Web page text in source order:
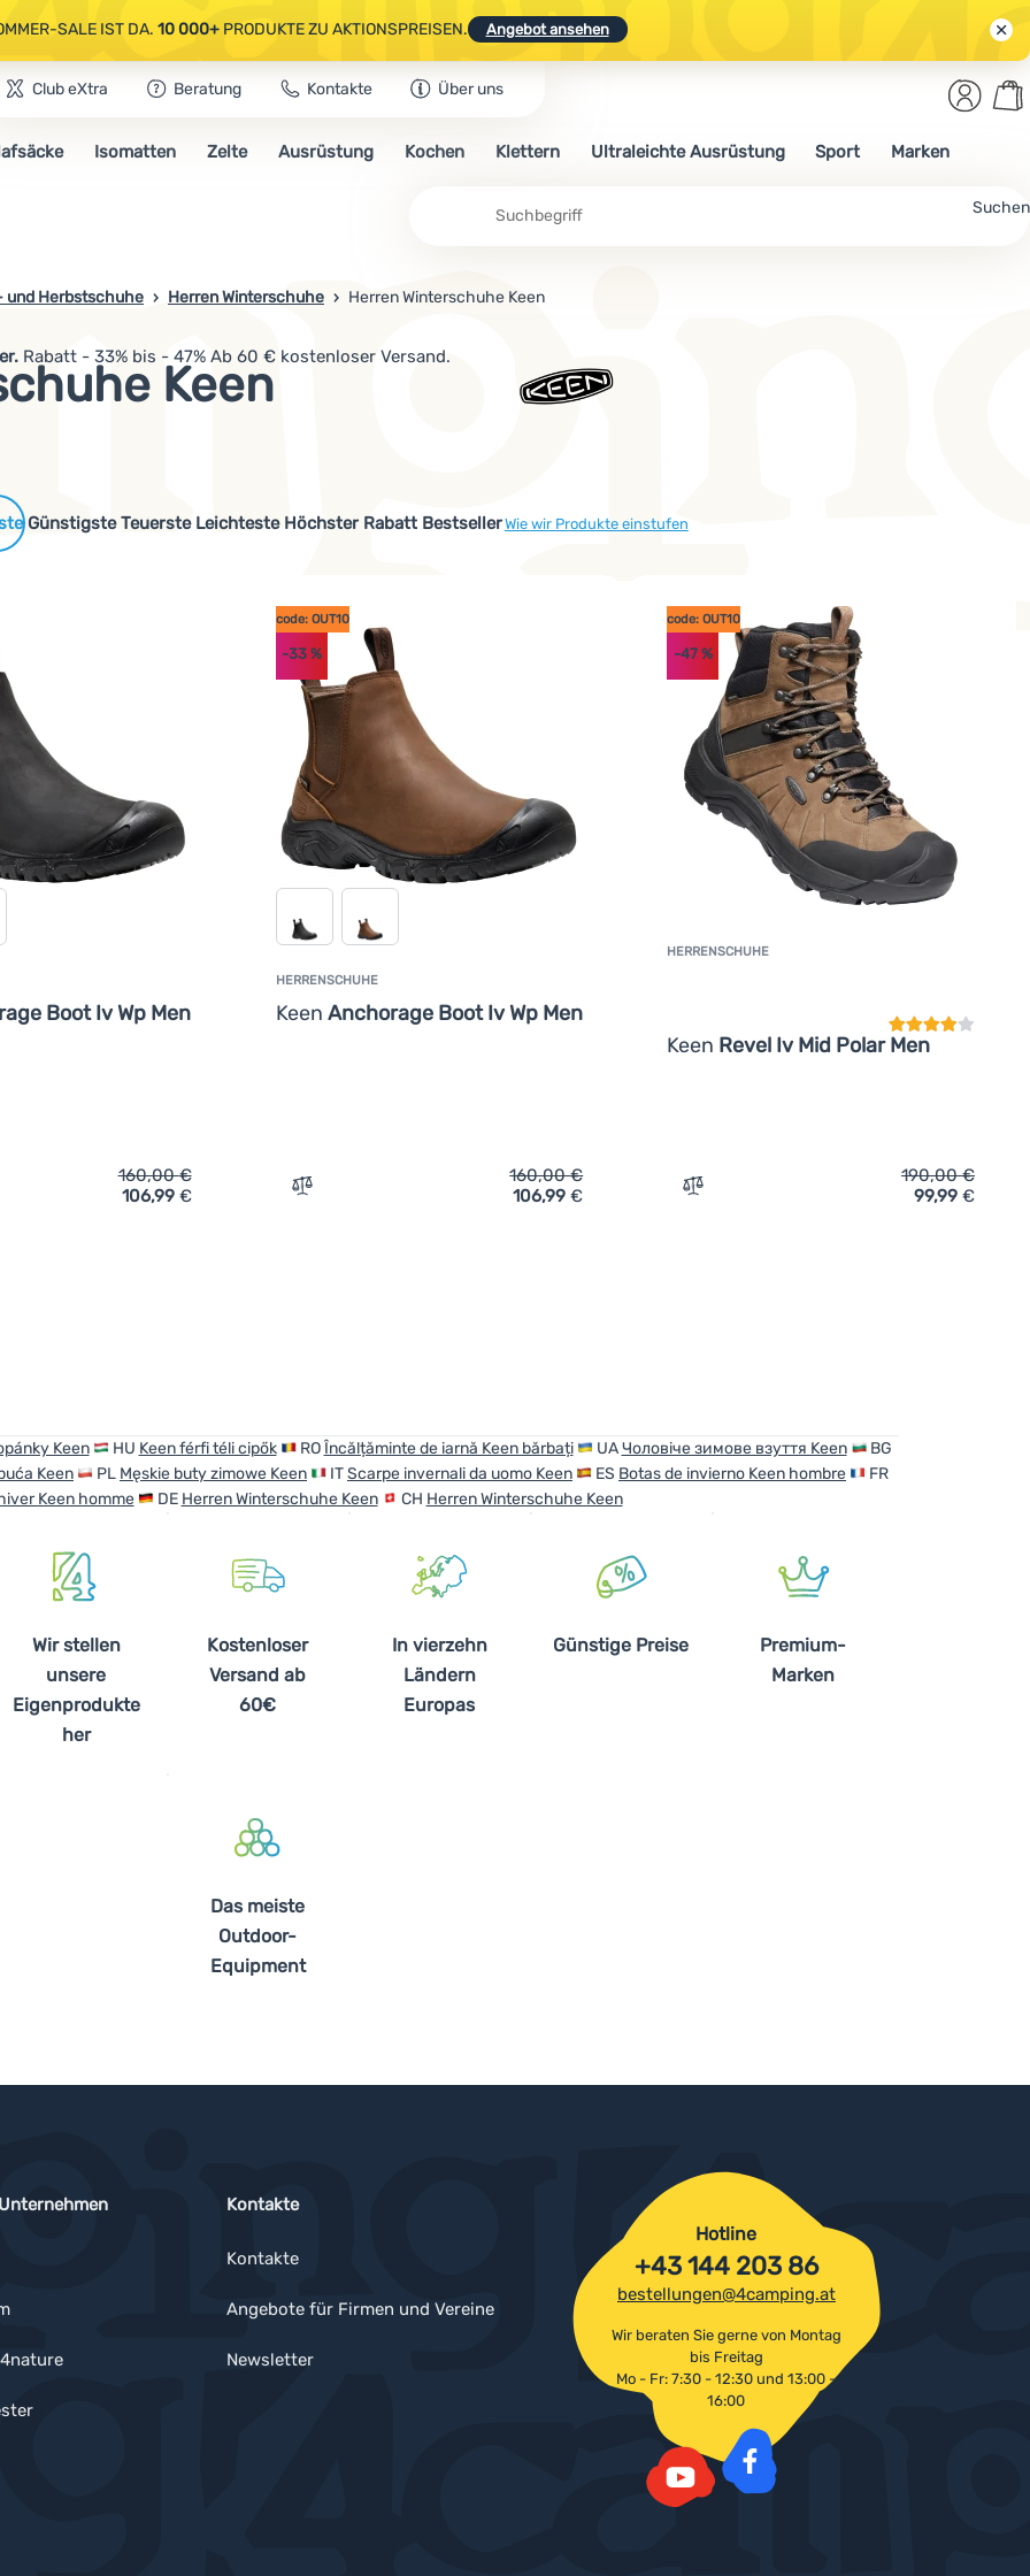
SALE IST DA. 10 000+PRODUKTE ZU AKTIONSPREISEN. Angebot ansehen
CAMPING- & WANDERAUSRÜSTUNG.CODEOUT10NUTZEN.
SALE IST DA.10 000+PRODUKTE ZU AKTIONSPREISEN. Angebot ansehen
Club eXtra Beratung Kontakte Über uns
Suche Suchen
Anmelden
Isomatten Zelte Ausrüstung Kochen Klettern Ultraleichte Ausrüstung Sport Marken
und Herbstschuhe Herren Winterschuhe Herren Winterschuhe Keen
Keen
Rabatt - 33% bis - 47% Ab 60 € kostenloser Versand.
Günstigste Teuerste Leichteste Höchster Rabatt BestsellerWie wir Produkte einstufen
Produkte
und dem Futter befindet. Auf dem Markt gibt es zahlreiche verschiedene Membranen, deren
Boot Iv Wp Men
'Herrenschuhe Keen Anchorage Boot Iv Wp Men' hinzufügen
160,00€
106,99 €
HERRENSCHUHE
Keen Anchorage Boot Iv Wp Men
code: OUT10
-33%
Zum Vergleich 'Herrenschuhe Keen Anchorage Boot Iv Wp Men' hinzufügen
160,00€
106,99€
HERRENSCHUHE
Keen Revel Iv Mid Polar Men
code: OUT10
-47%
Zum Vergleich 'Herrenschuhe Keen
190,00€
99,99 €
Keen HU Keen férfi téli cipők ROÎncălțăminte de iarnă Keen bărbați UAЧоловіче зимове взуття Keen
BG
Keen PL Męskie buty zimowe Keen ITScarpe invernali da uomo Keen ES Botas de invierno Keen hombre
FR
Keen homme
DE Herren Winterschuhe Keen CH Herren Winterschuhe Keen
Wir stellen
unsere
Eigenprodukte
her
Kostenloser
Versand ab
60€
In vierzehn
Ländern
Europas
Günstige Preise
Premium-
Marken
Das meiste
Outdoor-
Equipment
Kontakte
Kontakte
Angebote für Firmen und Vereine
Newsletter
Hotline
+43 144 203 86
bestellungen@4camping.at
Wir beraten Sie gerne von Montag
bis Freitag
Mo - Fr: 7:30 - 12:30 und 13:00 -
16:00